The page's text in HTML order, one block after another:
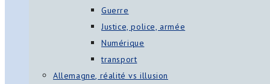
Guerre
Justice, police, armée
Numérique
transport
Allemagne, réalité vs illusion